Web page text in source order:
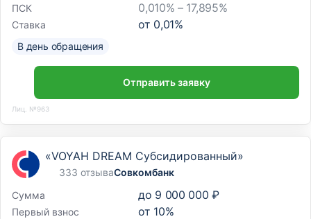
ПСК 0,010% – 17,895%
Ставка от 0,01%
В день обращения
Отправить заявку
Лиц. №963
«VOYAH DREAM Субсидированный»
333 отзываСовкомбанк
Сумма
до 9 000 000 ₽
Первый взнос от 10%